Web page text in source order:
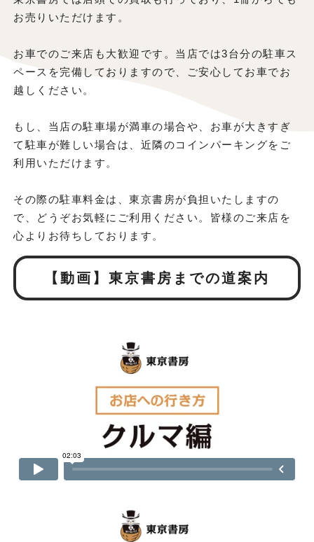
お売りいただけます。
お車でのご来店も大歓迎です。当店では3台分の駐車ス
ペースを完備しておりますので、ご安心してお車でお
越しください。
もし、当店の駐車場が満車の場合や、お車が大きすぎ
て駐車が難しい場合は、近隣のコインパーキングをご
利用いただけます。
その際の駐車料金は、東京書房が負担いたしますの
で、どうぞお気軽にご利用ください。皆様のご来店を
心よりお待ちしております。
【動画】東京書房までの道案内